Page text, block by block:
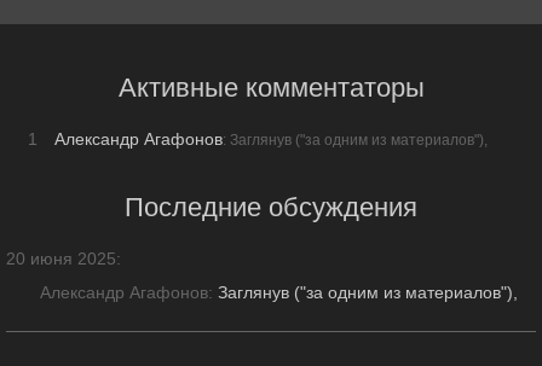
Активные комментаторы
1 Александр Агафонов: Заглянув ("за одним из материалов"),
Последние обсуждения
20 июня 2025:
Александр Агафонов: Заглянув ("за одним из материалов"),